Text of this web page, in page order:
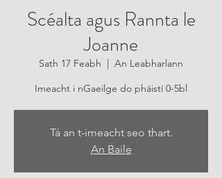
Scéalta agus Rannta le
Joanne
Sath 17 Feabh
  |
An Leabharlann
Imeacht i nGaeilge do pháistí 0-5bl
Tá an t-imeacht seo thart.
An Baile